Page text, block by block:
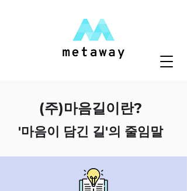
(주)마음길이란?
'마음이 담긴 길'의 줄임말​​​